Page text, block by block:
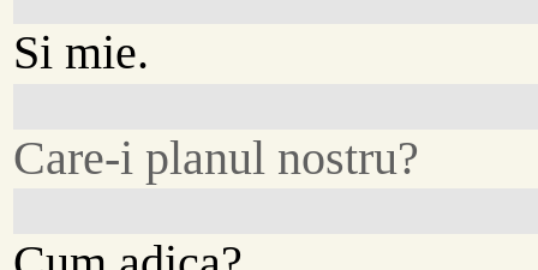
Si mie.
Care-i planul nostru?